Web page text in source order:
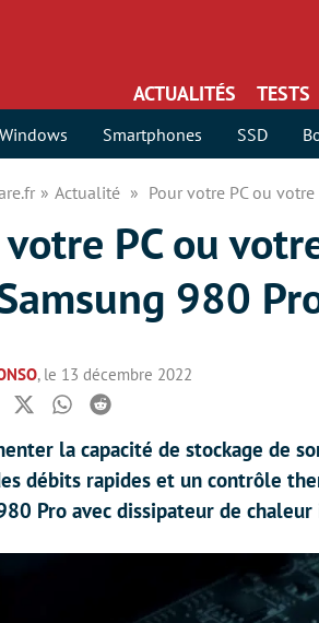
ACTUALITÉS TESTS
Windows Smartphones SSD
Actualité Pour votre PC ou
PC ou
980
, le 13 décembre 2022
TwitterWhatsapp
Reddit
la capacité de stockage de
débits rapides et un contrôle
Pro avec dissipateur de